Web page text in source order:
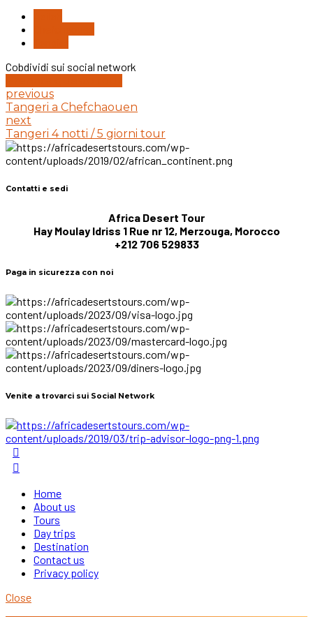
Cobdividi sui social network
previous
Tangeri a Chefchaouen
next
Tangeri 4 notti / 5 giorni tour
Contatti e sedi
Africa Desert Tour
Hay Moulay Idriss 1 Rue nr 12, Merzouga, Morocco
+212 706 529833
Paga in sicurezza con noi
Venite a trovarci sui Social Network
Home
About us
Tours
Day trips
Destination
Contact us
Privacy policy
Close